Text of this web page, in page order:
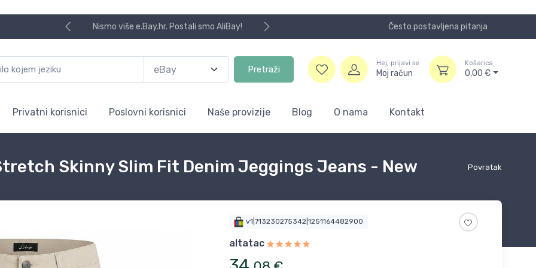
Nismo više e.Bay.hr. Postali smo AliBay! Često postavljena pitanja
Pretraži
Hej, prijavi se
Moj račun
Košarica
0,00 €
Privatni korisnici Poslovni korisnici Naše provizije Blog O nama Kontakt
Povratak
Skinny Slim Fit Denim Jeggings Jeans - New
v1|713230275342|1251164482900
altatac